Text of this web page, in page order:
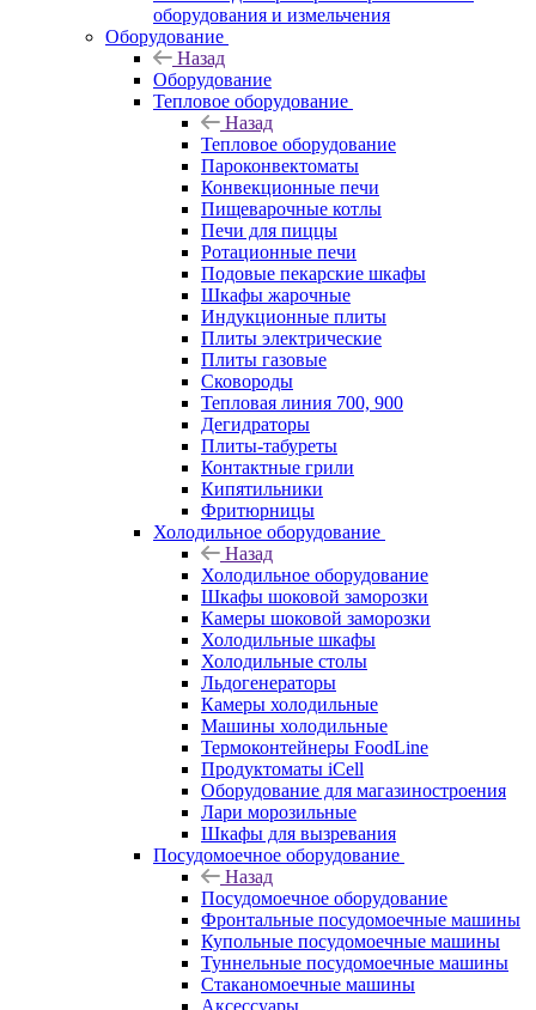
оборудования и измельчения
Оборудование
Назад
Оборудование
Тепловое оборудование
Назад
Тепловое оборудование
Пароконвектоматы
Конвекционные печи
Пищеварочные котлы
Печи для пиццы
Ротационные печи
Подовые пекарские шкафы
Шкафы жарочные
Индукционные плиты
Плиты электрические
Плиты газовые
Сковороды
Тепловая линия 700, 900
Дегидраторы
Плиты-табуреты
Контактные грили
Кипятильники
Фритюрницы
Холодильное оборудование
Назад
Холодильное оборудование
Шкафы шоковой заморозки
Камеры шоковой заморозки
Холодильные шкафы
Холодильные столы
Льдогенераторы
Камеры холодильные
Машины холодильные
Термоконтейнеры FoodLine
Продуктоматы iCell
Оборудование для магазиностроения
Лари морозильные
Шкафы для вызревания
Посудомоечное оборудование
Назад
Посудомоечное оборудование
Фронтальные посудомоечные машины
Купольные посудомоечные машины
Туннельные посудомоечные машины
Стаканомоечные машины
Аксессуары